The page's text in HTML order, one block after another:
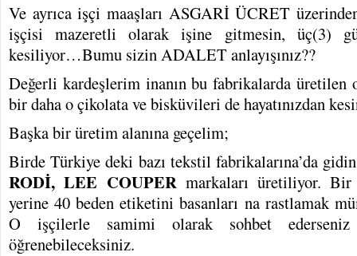
Ve ayrıca işçi maaşları ASGARİ ÜCRET
işçisi mazeretli olarak işine gitmesin, üç(3)
kesiliyor…Bumu sizin ADALET anlayışınız??
Değerli kardeşlerim inanın bu fabrikalarda üretilen
bir daha o çikolata ve bisküvileri de hayatınızdan
Başka bir üretim alanına geçelim;
Birde Türkiye deki bazı tekstil fabrikalarına’da
RODİ, LEE COUPERmarkaları üretiliyor. Bir
yerine 40 beden etiketini basanları na rastlamak
O işçilerle samimi olarak sohbet ederseniz
öğrenebileceksiniz.